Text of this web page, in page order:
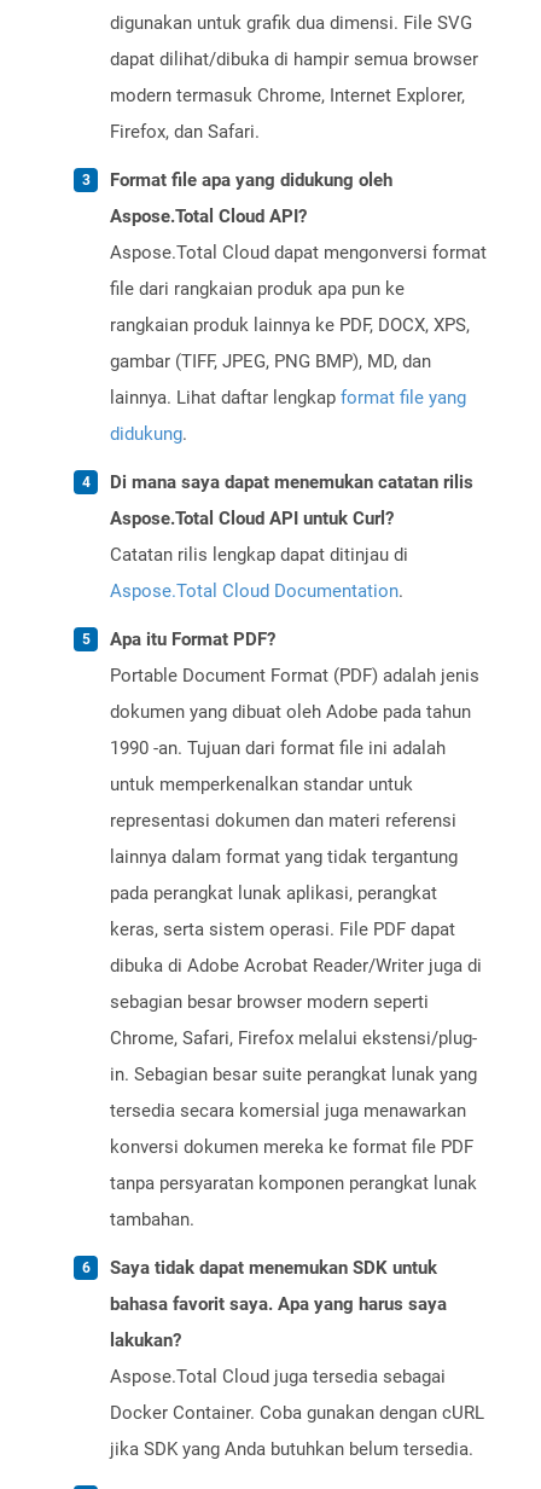
digunakan untuk grafik dua dimensi. File SVG
dapat dilihat/dibuka di hampir semua browser
modern termasuk Chrome, Internet Explorer,
Firefox, dan Safari.
Format file apa yang didukung oleh
Aspose.Total Cloud API?
Aspose.Total Cloud dapat mengonversi format
file dari rangkaian produk apa pun ke
rangkaian produk lainnya ke PDF, DOCX, XPS,
gambar (TIFF, JPEG, PNG BMP), MD, dan
lainnya. Lihat daftar lengkap format file yang
didukung.
Di mana saya dapat menemukan catatan rilis
Aspose.Total Cloud API untuk Curl?
Catatan rilis lengkap dapat ditinjau di
Aspose.Total Cloud Documentation.
Apa itu Format PDF?
Portable Document Format (PDF) adalah jenis
dokumen yang dibuat oleh Adobe pada tahun
1990 -an. Tujuan dari format file ini adalah
untuk memperkenalkan standar untuk
representasi dokumen dan materi referensi
lainnya dalam format yang tidak tergantung
pada perangkat lunak aplikasi, perangkat
keras, serta sistem operasi. File PDF dapat
dibuka di Adobe Acrobat Reader/Writer juga di
sebagian besar browser modern seperti
Chrome, Safari, Firefox melalui ekstensi/plug-
in. Sebagian besar suite perangkat lunak yang
tersedia secara komersial juga menawarkan
konversi dokumen mereka ke format file PDF
tanpa persyaratan komponen perangkat lunak
tambahan.
Saya tidak dapat menemukan SDK untuk
bahasa favorit saya. Apa yang harus saya
lakukan?
Aspose.Total Cloud juga tersedia sebagai
Docker Container. Coba gunakan dengan cURL
jika SDK yang Anda butuhkan belum tersedia.